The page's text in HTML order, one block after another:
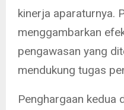
kinerja aparaturnya.
menggambarkan
pengawasan yang
mendukung tugas
Penghargaan kedua